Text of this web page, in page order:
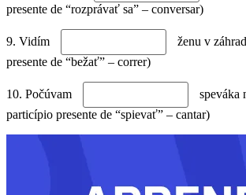
presente de “rozprávať sa” – conversar)
9. Vidím
ženu v
presente de “bežať” – correr)
10. Počúvam
speváka
particípio presente de “spievať” – cantar)